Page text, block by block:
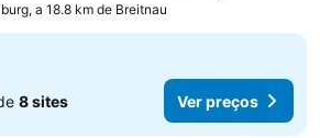
a 18.8 km de Breitnau
8 sites Ver preços